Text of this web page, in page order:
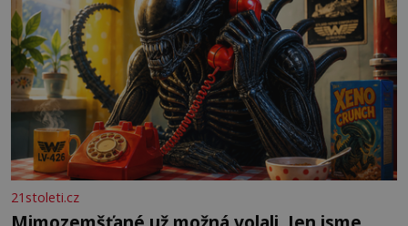
21stoleti.cz